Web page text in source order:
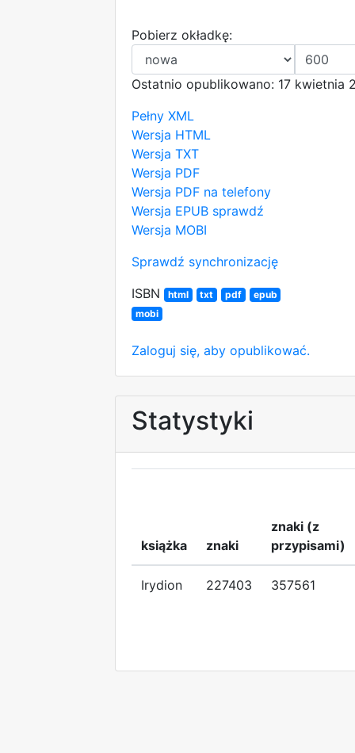
Pobierz okładkę:
Ostatnio opublikowano: 17 kwietnia
Pełny XML
Wersja HTML
Wersja TXT
Wersja PDF
Wersja PDF na telefony
Wersja EPUB sprawdź
Wersja MOBI
Sprawdź synchronizację
ISBN
html txt pdf
epub
mobi
Zaloguj się, aby opublikować.
Statystyki
książka znaki
znaki (z
przypisami)
Irydion 227403 357561